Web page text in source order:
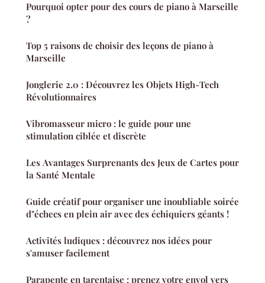
Pourquoi opter pour des cours de piano à Marseille
?
Top 5 raisons de choisir des leçons de piano à
Marseille
Jonglerie 2.0 : Découvrez les Objets High-Tech
Révolutionnaires
Vibromasseur micro : le guide pour une
stimulation ciblée et discrète
Les Avantages Surprenants des Jeux de Cartes pour
la Santé Mentale
Guide créatif pour organiser une inoubliable soirée
d"échecs en plein air avec des échiquiers géants !
Activités ludiques : découvrez nos idées pour
s'amuser facilement
Parapente en tarentaise : prenez votre envol vers